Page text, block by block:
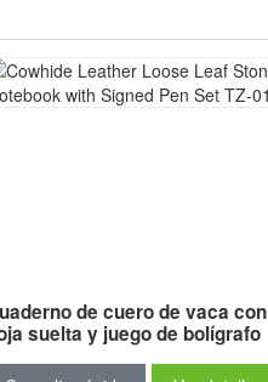
de cuero de vaca con
suelta y juego de bolígrafo